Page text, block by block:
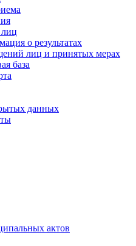
о результатах
лиц и принятых мерах
база
данных
актов